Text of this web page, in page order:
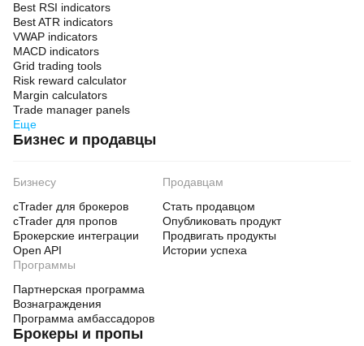
Best RSI indicators
Best ATR indicators
VWAP indicators
MACD indicators
Grid trading tools
Risk reward calculator
Margin calculators
Trade manager panels
Еще
Бизнес и продавцы
Бизнесу
cTrader для брокеров
cTrader для пропов
Брокерские интеграции
Open API
Продавцам
Стать продавцом
Опубликовать продукт
Продвигать продукты
Истории успеха
Программы
Партнерская программа
Вознаграждения
Программа амбассадоров
Брокеры и пропы